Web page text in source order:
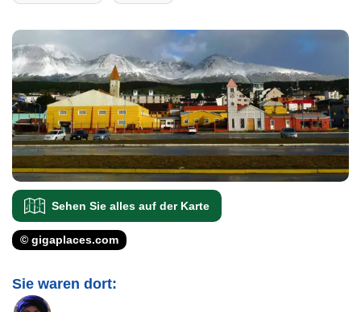
Sehen Sie alles auf der Karte
© gigaplaces.com
Sie waren dort: